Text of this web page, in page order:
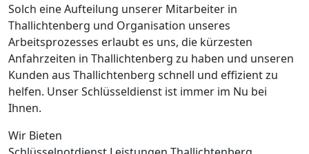
Solch eine Aufteilung unserer Mitarbeiter in
Thallichtenberg und Organisation unseres
Arbeitsprozesses erlaubt es uns, die kürzesten
Anfahrzeiten in Thallichtenberg zu haben und unseren
Kunden aus Thallichtenberg schnell und effizient zu
helfen. Unser Schlüsseldienst ist immer im Nu bei
Ihnen.
Wir Bieten